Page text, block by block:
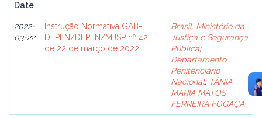
Date
2022-
03-22
Instrução Normativa GAB-
DEPEN/DEPEN/MJSP nº 42,
de 22 de março de 2022
Brasil. Ministério da
Justiça e Segurança
Pública;
Departamento
Penitenciário
Nacional; TÂNIA
MARIA MATOS
FERREIRA FOGAÇA